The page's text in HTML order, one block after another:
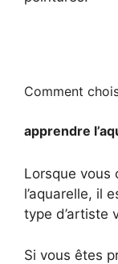
Comment
apprendre
Lorsque vous
l’aquarelle, il
type d’artiste
Si vous êtes